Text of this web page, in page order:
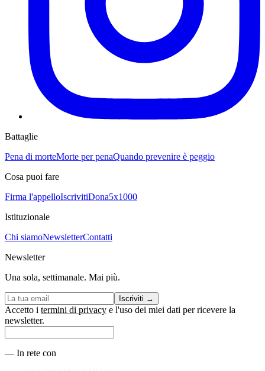
Battaglie
Pena di morteMorte per penaQuando prevenire è peggio
Cosa puoi fare
Firma l'appelloIscrivitiDona5x1000
Istituzionale
Chi siamoNewsletterContatti
Newsletter
Una sola, settimanale. Mai più.
Iscriviti →
Accetto i termini di privacy e l'uso dei miei dati per ricevere la
newsletter.
— In rete con